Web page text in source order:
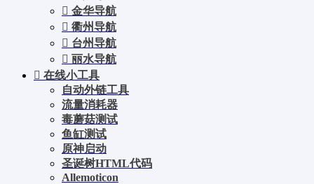
金华导航
衢州导航
台州导航
丽水导航
在线小工具
自动外链工具
流量消耗器
毒蘑菇测试
鱼缸测试
原神启动
圣诞树HTML代码
Allemoticon